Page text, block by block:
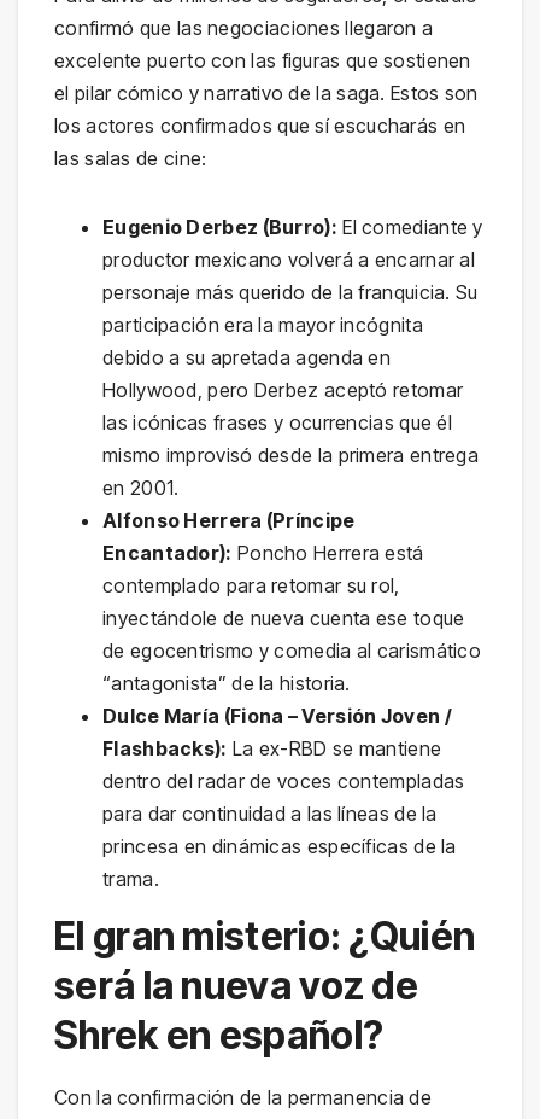
confirmó que las negociaciones llegaron a
excelente puerto con las figuras que sostienen
el pilar cómico y narrativo de la saga. Estos son
los actores confirmados que sí escucharás en
las salas de cine:
Eugenio Derbez (Burro): El comediante y
productor mexicano volverá a encarnar al
personaje más querido de la franquicia. Su
participación era la mayor incógnita
debido a su apretada agenda en
Hollywood, pero Derbez aceptó retomar
las icónicas frases y ocurrencias que él
mismo improvisó desde la primera entrega
en 2001.
Alfonso Herrera (Príncipe
Encantador): Poncho Herrera está
contemplado para retomar su rol,
inyectándole de nueva cuenta ese toque
de egocentrismo y comedia al carismático
“antagonista” de la historia.
Dulce María (Fiona – Versión Joven /
Flashbacks): La ex-RBD se mantiene
dentro del radar de voces contempladas
para dar continuidad a las líneas de la
princesa en dinámicas específicas de la
trama.
El gran misterio: ¿Quién
será la nueva voz de
Shrek en español?
Con la confirmación de la permanencia de